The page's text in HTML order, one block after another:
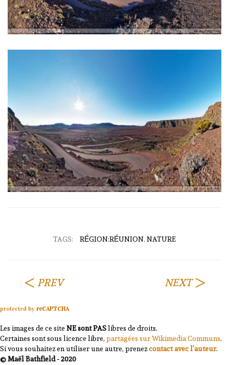
TAGS: RÉGION:RÉUNION,NATURE
PREV NEXT
protected by reCAPTCHA
Les images de ce siteNE sont PASlibres de droits.
Certaines sont sous licence libre,partagées sur Wikimedia Communs.
Si vous souhaitez en utiliser une autre, prenezcontact avec l'auteur.
© Maël Bathfield - 2020